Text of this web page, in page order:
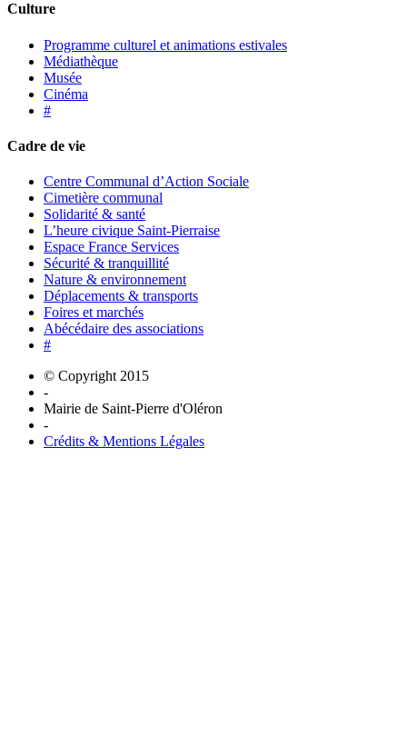
Culture
Programme culturel et animations estivales
Médiathèque
Musée
Cinéma
#
Cadre de vie
Centre Communal d’Action Sociale
Cimetière communal
Solidarité & santé
L’heure civique Saint-Pierraise
Espace France Services
Sécurité & tranquillité
Nature & environnement
Déplacements & transports
Foires et marchés
Abécédaire des associations
#
© Copyright 2015
-
Mairie de Saint-Pierre d'Oléron
-
Crédits & Mentions Légales